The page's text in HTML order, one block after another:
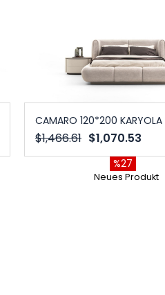
CAMARO 120*200 KARYOLA
$1,070.53
$1,466.61
%27
Neues Produkt